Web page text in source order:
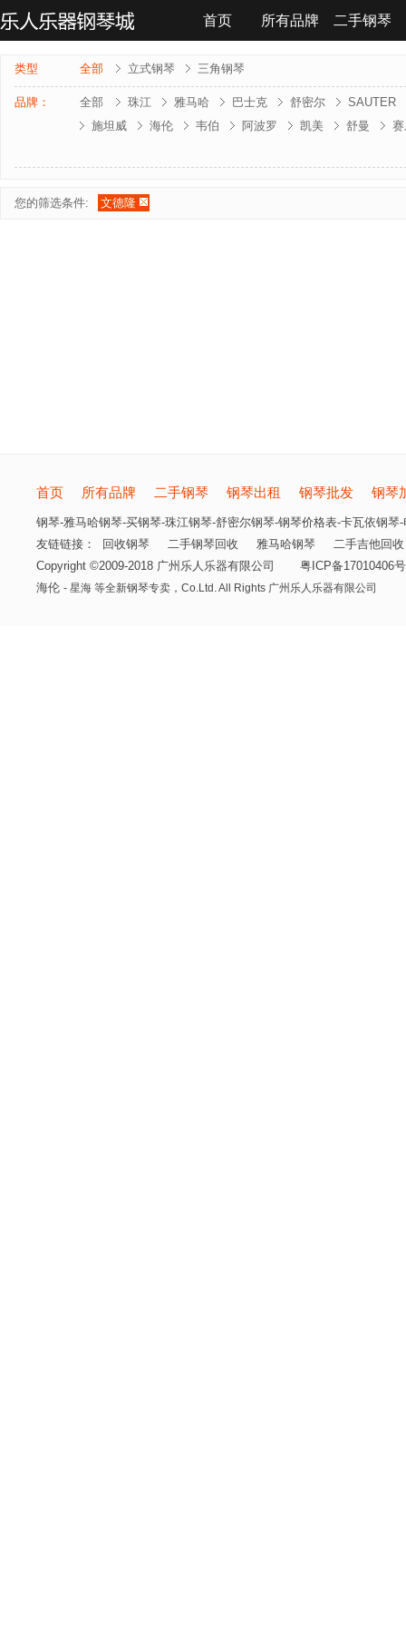
首页 所有品牌 二手钢琴
联系我们
类型 全部 立式钢琴 三角钢琴
品牌： 全部 珠江 雅马哈 巴士克 舒密尔
SAUTER
施坦威
海伦 韦伯 阿波罗 凯美 舒曼
您的筛选条件: 文德隆
首页 所有品牌 二手钢琴 钢琴出租 钢琴批发 钢琴
钢琴-雅马哈钢琴-买钢琴-珠江钢琴-舒密尔钢琴-钢琴价格表-卡瓦依钢琴
友链链接：
回收钢琴 二手钢琴回收 雅马哈钢琴
二手吉他回收
Copyright ©2009-2018 广州乐人乐器有限公司
粤ICP备17010406
海伦 - 星海 等全新钢琴专卖， Co.Ltd. All Rights 广州乐人乐器有限公司